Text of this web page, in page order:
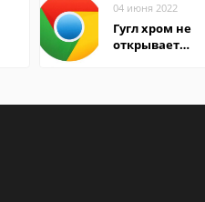
04 июня 2022
Гугл хром не
открывает